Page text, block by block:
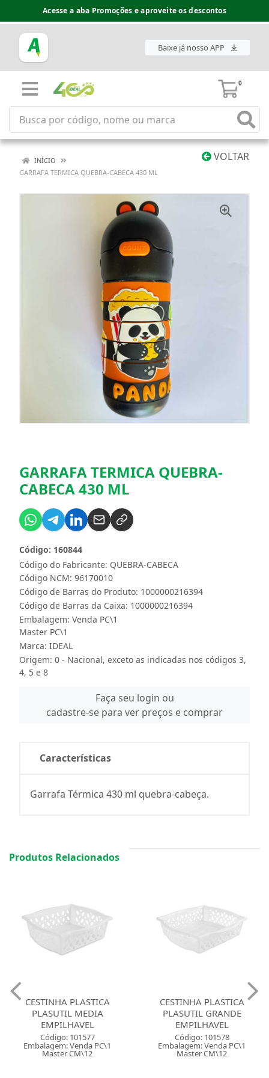
Acesse a aba Promoções e aproveite os descontos
Baixe já nosso APP
0
VOLTAR
INÍCIO
GARRAFA TERMICA QUEBRA-CABECA 430 ML
GARRAFA TERMICA QUEBRA-
CABECA 430 ML
Código do Fabricante: QUEBRA-CABECA
Código: 160844
Código NCM: 96170010
Código de Barras do Produto: 1000000216394
Código de Barras da Caixa: 1000000216394
Embalagem: Venda PC\1
Master PC\1
Marca: IDEAL
Origem: 0 - Nacional, exceto as indicadas nos códigos 3,
4, 5 e 8
Faça seu login ou
cadastre-se para ver preços e comprar
Características
Garrafa Térmica 430 ml quebra-cabeça.
Produtos Relacionados
CESTINHA PLASTICA
PLASUTIL MEDIA
EMPILHAVEL
Código: 101577
Embalagem: Venda PC\1
Master CM\12
CESTINHA PLASTICA
PLASUTIL GRANDE
EMPILHAVEL
Código: 101578
Embalagem: Venda PC\1
Master CM\12